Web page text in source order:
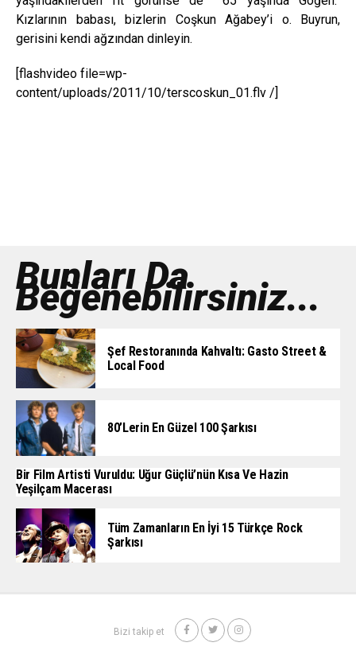
Kızlarının babası, bizlerin Coşkun Ağabey’i o. Buyrun,
gerisini kendi ağzından dinleyin.
[flashvideo file=wp-
content/uploads/2011/10/terscoskun_01.flv /]
Bunları Da
Beğenebilirsiniz...
Şef Restoranında Kahvaltı: Gasto Street &
Local Food
80’lerin En Güzel 100 Şarkısı
Bir Film Artisti Vuruldu: Uğur Güçlü’nün Kısa Ve Hazin
Yeşilçam Macerası
Tüm Zamanların En İyi 15 Türkçe Rock
Şarkısı
Bizi takip et